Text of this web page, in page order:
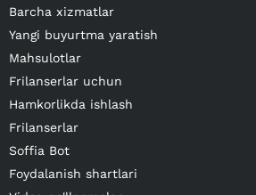
Barcha xizmatlar
Yangi buyurtma yaratish
Mahsulotlar
Frilanserlar uchun
Hamkorlikda ishlash
Frilanserlar
Soffia Bot
Foydalanish shartlari